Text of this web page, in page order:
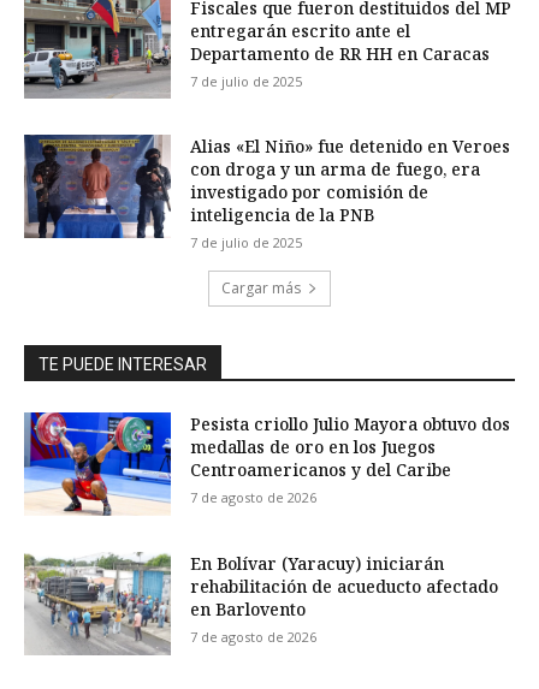
Fiscales que fueron destituidos del MP
entregarán escrito ante el
Departamento de RR HH en Caracas
7 de julio de 2025
Alias «El Niño» fue detenido en Veroes
con droga y un arma de fuego, era
investigado por comisión de
inteligencia de la PNB
7 de julio de 2025
Cargar más
TE PUEDE INTERESAR
Pesista criollo Julio Mayora obtuvo dos
medallas de oro en los Juegos
Centroamericanos y del Caribe
7 de agosto de 2026
En Bolívar (Yaracuy) iniciarán
rehabilitación de acueducto afectado
en Barlovento
7 de agosto de 2026